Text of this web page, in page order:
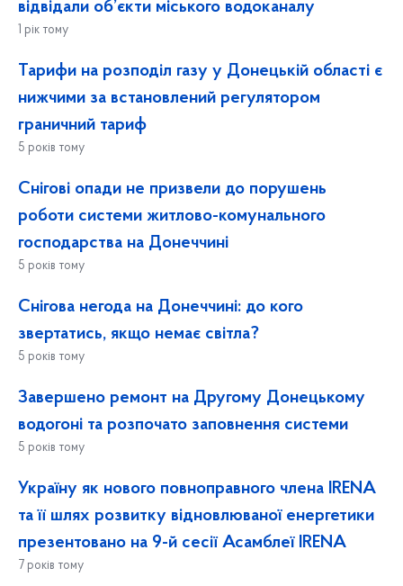
відвідали об’єкти міського водоканалу
1 рік тому
Тарифи на розподіл газу у Донецькій області є
нижчими за встановлений регулятором
граничний тариф
5 років тому
Снігові опади не призвели до порушень
роботи системи житлово-комунального
господарства на Донеччині
5 років тому
Снігова негода на Донеччині: до кого
звертатись, якщо немає світла?
5 років тому
Завершено ремонт на Другому Донецькому
водогоні та розпочато заповнення системи
5 років тому
Україну як нового повноправного члена IRENA
та її шлях розвитку відновлюваної енергетики
презентовано на 9-й сесії Асамблеї IRENA
7 років тому